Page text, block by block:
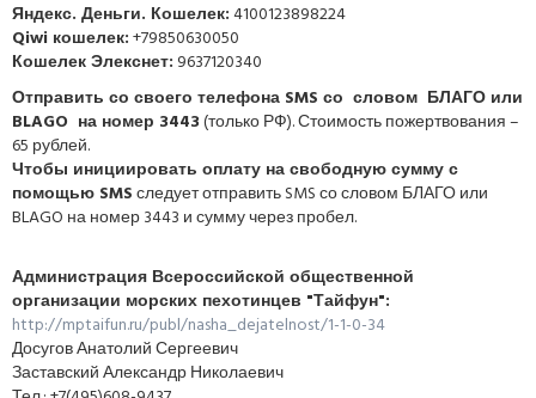
Яндекс. Деньги. Кошелек:4100123898224
Qiwi кошелек:+79850630050
Кошелек Элекснет: 9637120340
Отправить со своего телефона SMS со словом БЛАГО или
BLAGO на номер 3443(только РФ). Стоимость пожертвования –
65 рублей.
Чтобы инициировать оплату на свободную сумму с
помощью SMSследует отправить SMS со словом БЛАГО или
BLAGO на номер 3443 и сумму через пробел.
Администрация Всероссийской общественной
организации морских пехотинцев "Тайфун":
http://mptaifun.ru/publ/nasha_dejatelnost/1-1-0-34
Досугов Анатолий Сергеевич
Заставский Александр Николаевич